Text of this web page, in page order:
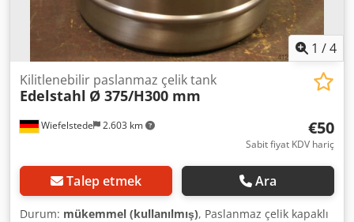
1 /4
Wiefelstede 2.603 km
Kilitlenebilir paslanmaz çelik tank
Edelstahl Ø 375/H300 mm
€50
Sabit fiyat KDV hariç
Talep etmek Ara
Durum: mükemmel (kullanılmış), Paslanmaz çelik kapaklı